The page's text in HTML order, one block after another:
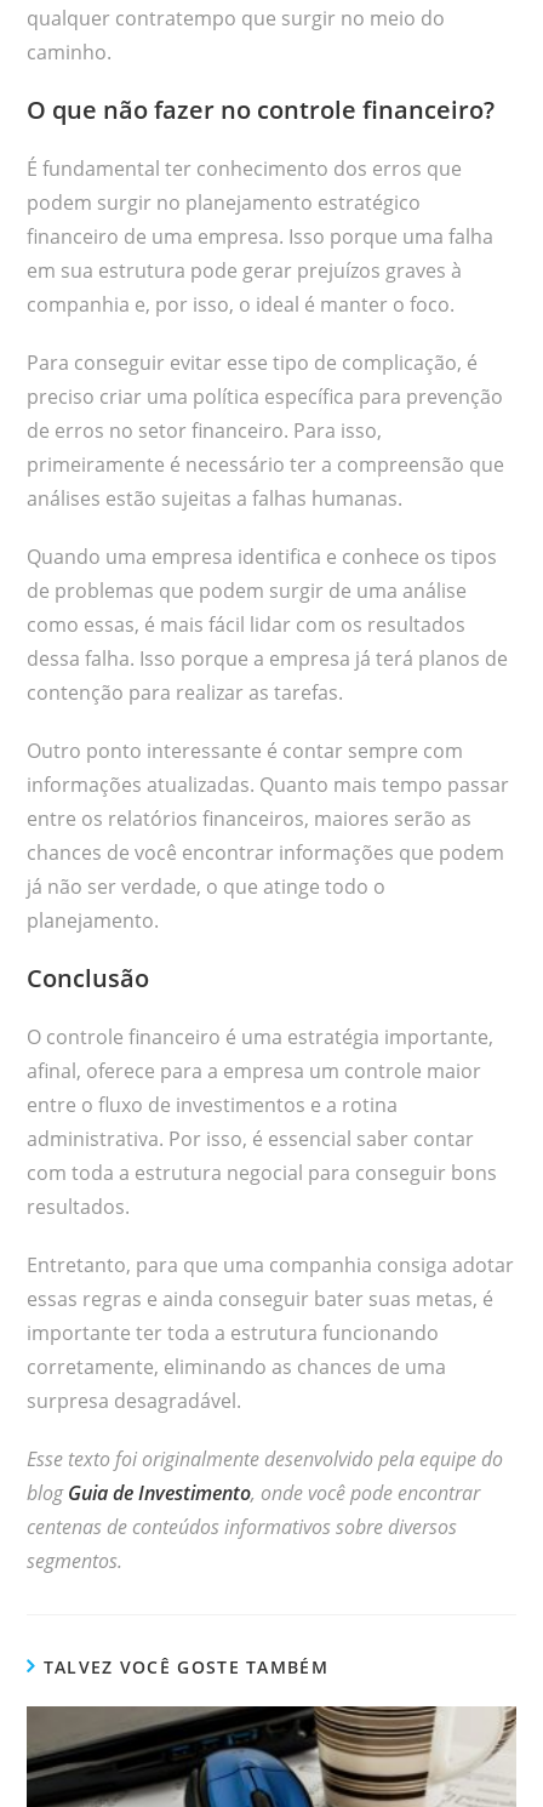
qualquer contratempo que surgir no meio do
caminho.
O que não fazer no controle financeiro?
É fundamental ter conhecimento dos erros que
podem surgir no planejamento estratégico
financeiro de uma empresa. Isso porque uma falha
em sua estrutura pode gerar prejuízos graves à
companhia e, por isso, o ideal é manter o foco.
Para conseguir evitar esse tipo de complicação, é
preciso criar uma política específica para prevenção
de erros no setor financeiro. Para isso,
primeiramente é necessário ter a compreensão que
análises estão sujeitas a falhas humanas.
Quando uma empresa identifica e conhece os tipos
de problemas que podem surgir de uma análise
como essas, é mais fácil lidar com os resultados
dessa falha. Isso porque a empresa já terá planos de
contenção para realizar as tarefas.
Outro ponto interessante é contar sempre com
informações atualizadas. Quanto mais tempo passar
entre os relatórios financeiros, maiores serão as
chances de você encontrar informações que podem
já não ser verdade, o que atinge todo o
planejamento.
Conclusão
O controle financeiro é uma estratégia importante,
afinal, oferece para a empresa um controle maior
entre o fluxo de investimentos e a rotina
administrativa. Por isso, é essencial saber contar
com toda a estrutura negocial para conseguir bons
resultados.
Entretanto, para que uma companhia consiga adotar
essas regras e ainda conseguir bater suas metas, é
importante ter toda a estrutura funcionando
corretamente, eliminando as chances de uma
surpresa desagradável.
Esse texto foi originalmente desenvolvido pela equipe do
blogGuia de Investimento, onde você pode encontrar
centenas de conteúdos informativos sobre diversos
segmentos.
TALVEZ VOCÊ GOSTE TAMBÉM